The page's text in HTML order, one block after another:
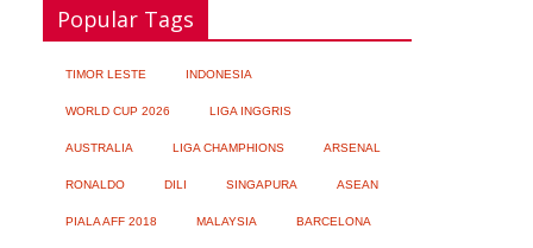
bagi Kesehatan
06/08/2026 No Comment
Mulai September 2026
06/08/2026 No Comment
Popular Tags
TIMOR LESTE INDONESIA
WORLD CUP 2026 LIGA INGGRIS
AUSTRALIA LIGA CHAMPHIONS ARSENAL
RONALDO DILI SINGAPURA ASEAN
PIALA AFF 2018 MALAYSIA BARCELONA